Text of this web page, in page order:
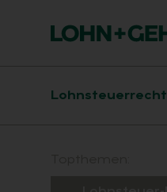
Hauptnavigation
Lohnsteuerrecht